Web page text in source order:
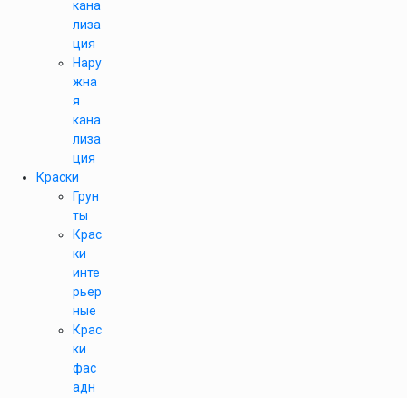
кана
лиза
ция
Нару
жна
я
кана
лиза
ция
Краски
Грун
ты
Крас
ки
инте
рьер
ные
Крас
ки
фас
адн